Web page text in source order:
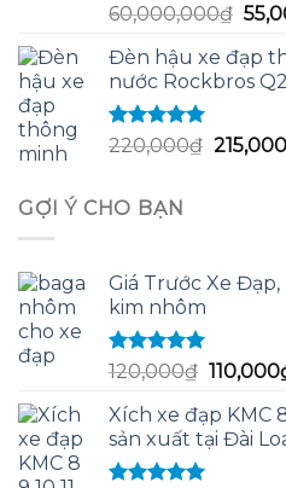
Được xếp
hạng
5.00
sao
60,000,000₫ Giá
là:
Đèn hậu xe đạp
nước Rockbros
Được xếp
hạng
220,000₫ Giá
215,000
GỢI Ý CHO BẠN
Giá Trước Xe
kim nhôm
Được xếp
hạng
sao
120,000₫ Giá
là:
110,000
Xích xe đạp KMC
sản xuất tại Đài